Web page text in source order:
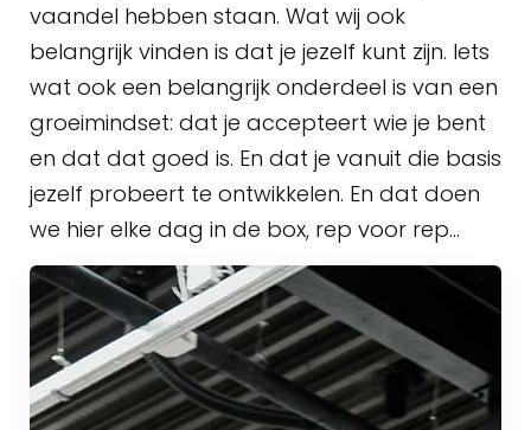
vaandel hebben staan. Wat wij ook
belangrijk vinden is dat je jezelf kunt zijn. Iets
wat ook een belangrijk onderdeel is van een
groeimindset: dat je accepteert wie je bent
en dat dat goed is. En dat je vanuit die basis
jezelf probeert te ontwikkelen. En dat doen
we hier elke dag in de box, rep voor rep…